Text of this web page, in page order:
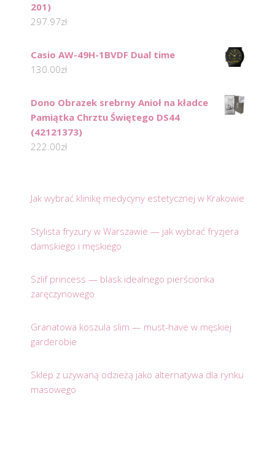
201)
297.97zł
Casio AW-49H-1BVDF Dual time
130.00zł
Dono Obrazek srebrny Anioł na kładce
Pamiątka Chrztu Świętego DS44
(42121373)
222.00zł
Jak wybrać klinikę medycyny estetycznej w Krakowie
Stylista fryzury w Warszawie — jak wybrać fryzjera
damskiego i męskiego
Szlif princess — blask idealnego pierścionka
zaręczynowego
Granatowa koszula slim — must-have w męskiej
garderobie
Sklep z używaną odzieżą jako alternatywa dla rynku
masowego